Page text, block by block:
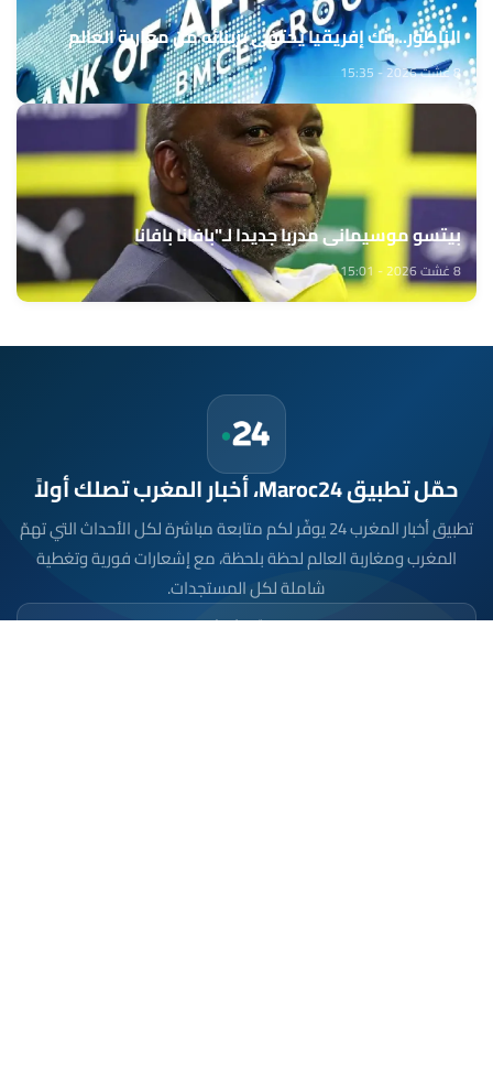
الناظور.. بنك إفريقيا يحتفي بزبنائه من مغاربة العالم
8 غشت 2026 - 15:35
بيتسو موسيماني مدربا جديدا لـ"بافانا بافانا
8 غشت 2026 - 15:01
حمّل تطبيق Maroc24، أخبار المغرب تصلك أولاً
تطبيق أخبار المغرب 24 يوفّر لكم متابعة مباشرة لكل الأحداث التي تهمّ
المغرب ومغاربة العالم لحظة بلحظة، مع إشعارات فورية وتغطية
شاملة لكل المستجدات.
تحميل على